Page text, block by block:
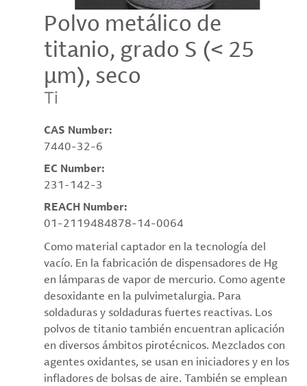
Polvo metálico de
titanio, grado S (< 25
µm), seco
Ti
CAS Number:
7440-32-6
EC Number:
231-142-3
REACH Number:
01-2119484878-14-0064
Como material captador en la tecnología del
vacío. En la fabricación de dispensadores de Hg
en lámparas de vapor de mercurio. Como agente
desoxidante en la pulvimetalurgia. Para
soldaduras y soldaduras fuertes reactivas. Los
polvos de titanio también encuentran aplicación
en diversos ámbitos pirotécnicos. Mezclados con
agentes oxidantes, se usan en iniciadores y en los
infladores de bolsas de aire. También se emplean